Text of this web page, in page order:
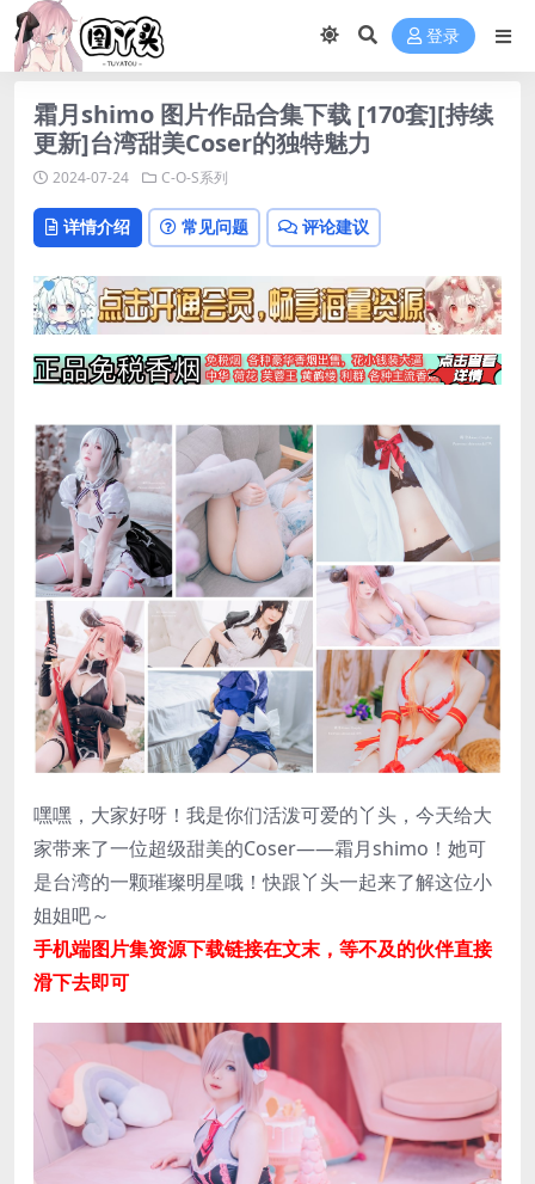
登录
霜月shimo 图片作品合集下载 [170套][持续
更新]台湾甜美Coser的独特魅力
2024-07-24 C-O-S系列
详情介绍 常见问题 评论建议
嘿嘿，大家好呀！我是你们活泼可爱的丫头，今天给大
家带来了一位超级甜美的Coser——霜月shimo！她可
是台湾的一颗璀璨明星哦！快跟丫头一起来了解这位小
姐姐吧～
手机端图片集资源下载链接在文末，等不及的伙伴直接
滑下去即可